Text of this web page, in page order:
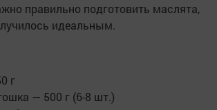
правильно подготовить маслята,
идеальным.
г
— 500 г (6-8 шт.)